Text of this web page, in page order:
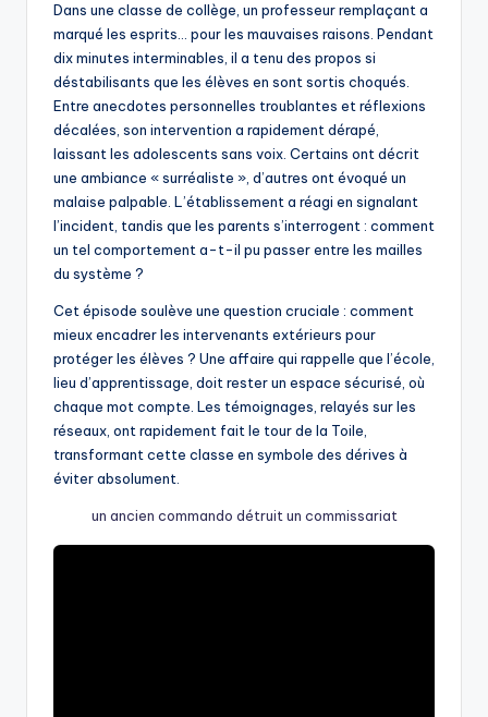
Dans une classe de collège, un professeur remplaçant a
marqué les esprits… pour les mauvaises raisons. Pendant
dix minutes interminables, il a tenu des propos si
déstabilisants que les élèves en sont sortis choqués.
Entre anecdotes personnelles troublantes et réflexions
décalées, son intervention a rapidement dérapé,
laissant les adolescents sans voix. Certains ont décrit
une ambiance « surréaliste », d’autres ont évoqué un
malaise palpable. L’établissement a réagi en signalant
l’incident, tandis que les parents s’interrogent : comment
un tel comportement a-t-il pu passer entre les mailles
du système ?
Cet épisode soulève une question cruciale : comment
mieux encadrer les intervenants extérieurs pour
protéger les élèves ? Une affaire qui rappelle que l’école,
lieu d’apprentissage, doit rester un espace sécurisé, où
chaque mot compte. Les témoignages, relayés sur les
réseaux, ont rapidement fait le tour de la Toile,
transformant cette classe en symbole des dérives à
éviter absolument.
un ancien commando détruit un commissariat